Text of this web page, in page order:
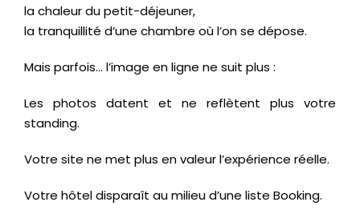
la chaleur du petit-déjeuner,
la tranquillité d’une chambre où l’on se dépose.
Mais parfois… l’image en ligne ne suit plus :
Les photos datent et ne reflètent plus votre
standing.
Votre site ne met plus en valeur l’expérience réelle.
Votre hôtel disparaît au milieu d’une liste Booking.